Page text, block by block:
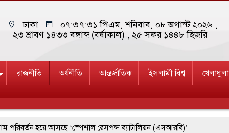
ঢাকা ০৭:৩৭:৩২ পিএম, শনিবার, ০৮ অগাস্ট ২০২৬ ,
২৩ শ্রাবণ ১৪৩৩ বঙ্গাব্দ (বর্ষাকাল) , ২৫ সফর ১৪৪৮ হিজরি
রাজনীতি অর্থনীতি আন্তর্জাতিক ইসলামী বিশ্ব খেলাধুলা
হয়ে আসছে ‘স্পেশাল রেসপন্স ব্যাটালিয়ন (এসআরবি)’